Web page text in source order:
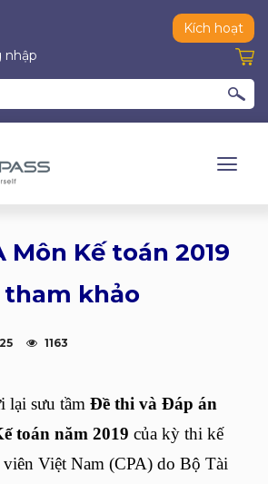
Kích hoạt
nhập
Môn Kế toán 2019
tham khảo
1163
lại sưu tầm Đề thi và Đáp án
toán năm 2019 của kỳ thi kế
Việt Nam (CPA) do Bộ Tài